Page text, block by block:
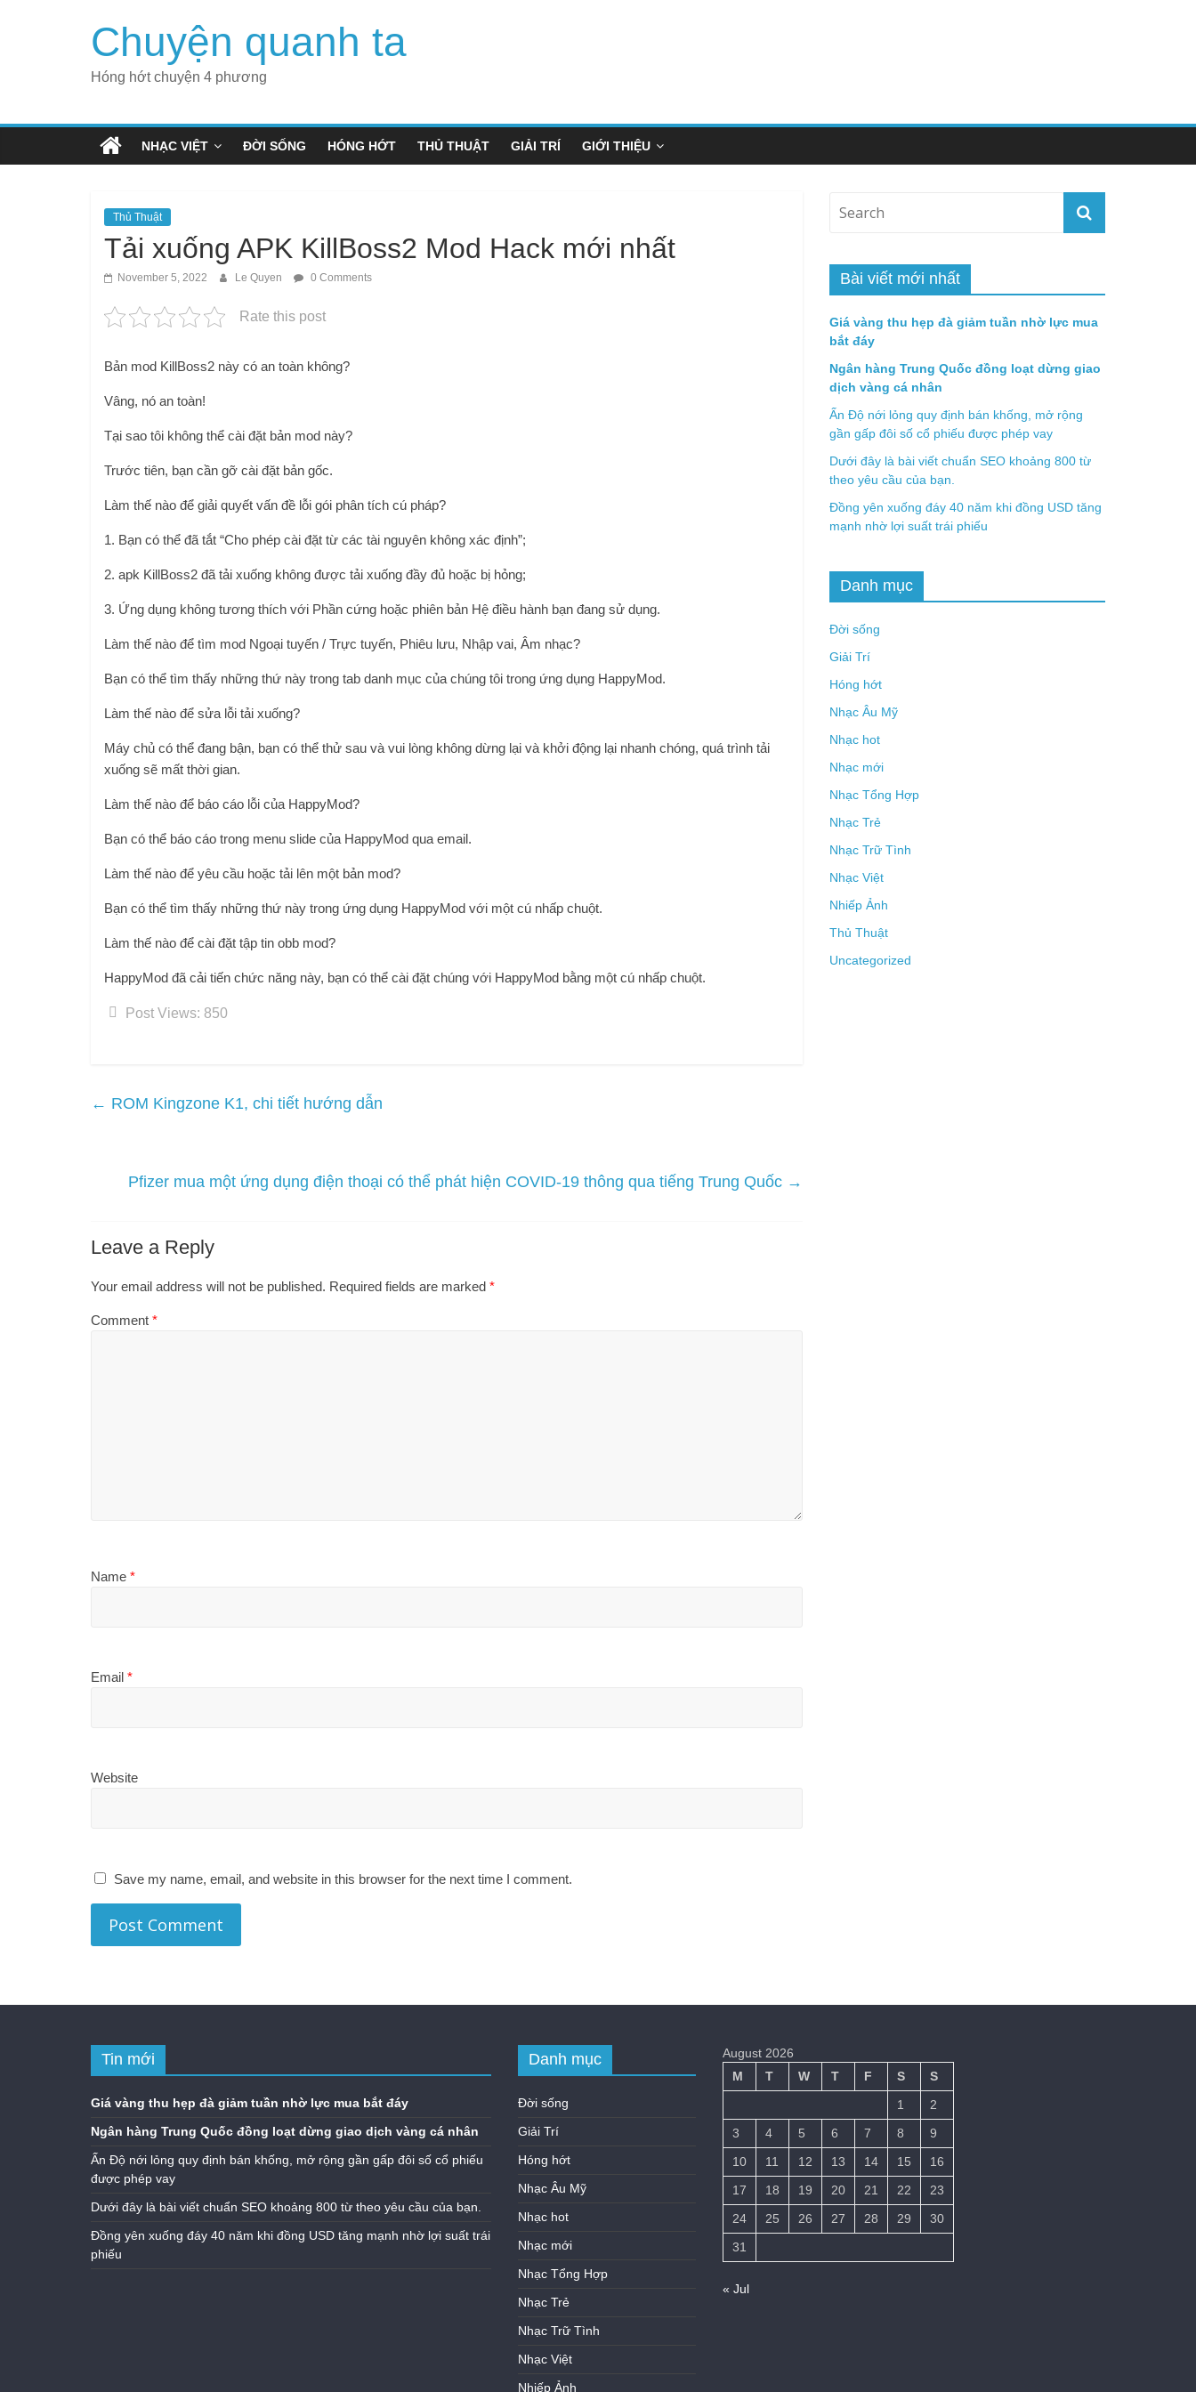
Chuyện quanh ta
Hóng hớt chuyện 4 phương
NHẠC VIỆT ĐỜI SỐNG HÓNG HỚT THỦ THUẬT GIẢI TRÍ GIỚI THIỆU
Thủ Thuật
Tải xuống APK KillBoss2 Mod Hack mới nhất
November 5, 2022 Le Quyen 0 Comments
Rate this post
Bản mod KillBoss2 này có an toàn không?
Vâng, nó an toàn!
Tại sao tôi không thể cài đặt bản mod này?
Trước tiên, bạn cần gỡ cài đặt bản gốc.
Làm thế nào để giải quyết vấn đề lỗi gói phân tích cú pháp?
1. Bạn có thể đã tắt “Cho phép cài đặt từ các tài nguyên không xác định”;
2. apk KillBoss2 đã tải xuống không được tải xuống đầy đủ hoặc bị hỏng;
3. Ứng dụng không tương thích với Phần cứng hoặc phiên bản Hệ điều hành bạn đang sử dụng.
Làm thế nào để tìm mod Ngoại tuyến / Trực tuyến, Phiêu lưu, Nhập vai, Âm nhạc?
Bạn có thể tìm thấy những thứ này trong tab danh mục của chúng tôi trong ứng dụng HappyMod.
Làm thế nào để sửa lỗi tải xuống?
Máy chủ có thể đang bận, bạn có thể thử sau và vui lòng không dừng lại và khởi động lại nhanh chóng, quá trình tải
xuống sẽ mất thời gian.
Làm thế nào để báo cáo lỗi của HappyMod?
Bạn có thể báo cáo trong menu slide của HappyMod qua email.
Làm thế nào để yêu cầu hoặc tải lên một bản mod?
Bạn có thể tìm thấy những thứ này trong ứng dụng HappyMod với một cú nhấp chuột.
Làm thế nào để cài đặt tập tin obb mod?
HappyMod đã cải tiến chức năng này, bạn có thể cài đặt chúng với HappyMod bằng một cú nhấp chuột.
Post Views: 850
← ROM Kingzone K1, chi tiết hướng dẫn
Pfizer mua một ứng dụng điện thoại có thể phát hiện COVID-19 thông qua tiếng Trung Quốc →
Leave a Reply
Your email address will not be published. Required fields are marked *
Comment *
Name *
Email *
Website
Save my name, email, and website in this browser for the next time I comment.
Bài viết mới nhất
Giá vàng thu hẹp đà giảm tuần nhờ lực mua
bắt đáy
Ngân hàng Trung Quốc đồng loạt dừng giao
dịch vàng cá nhân
Ấn Độ nới lỏng quy định bán khống, mở rộng
gần gấp đôi số cổ phiếu được phép vay
Dưới đây là bài viết chuẩn SEO khoảng 800 từ
theo yêu cầu của bạn.
Đồng yên xuống đáy 40 năm khi đồng USD tăng
mạnh nhờ lợi suất trái phiếu
Danh mục
Đời sống
Giải Trí
Hóng hớt
Nhạc Âu Mỹ
Nhạc hot
Nhạc mới
Nhạc Tổng Hợp
Nhạc Trẻ
Nhạc Trữ Tình
Nhạc Việt
Nhiếp Ảnh
Thủ Thuật
Uncategorized
Tin mới
Giá vàng thu hẹp đà giảm tuần nhờ lực mua bắt đáy
Ngân hàng Trung Quốc đồng loạt dừng giao dịch vàng cá nhân
Ấn Độ nới lỏng quy định bán khống, mở rộng gần gấp đôi số cổ phiếu
được phép vay
Dưới đây là bài viết chuẩn SEO khoảng 800 từ theo yêu cầu của bạn.
Đồng yên xuống đáy 40 năm khi đồng USD tăng mạnh nhờ lợi suất trái
phiếu
Danh mục
Đời sống
Giải Trí
Hóng hớt
Nhạc Âu Mỹ
Nhạc hot
Nhạc mới
Nhạc Tổng Hợp
Nhạc Trẻ
Nhạc Trữ Tình
Nhạc Việt
Nhiếp Ảnh
August 2026
M
T W T F S
S
1
2
3
4 5 6 7 8
9
10
11 12 13 14 15
16
17
18 19 20 21 22
23
24
25 26 27 28 29
30
31
« Jul